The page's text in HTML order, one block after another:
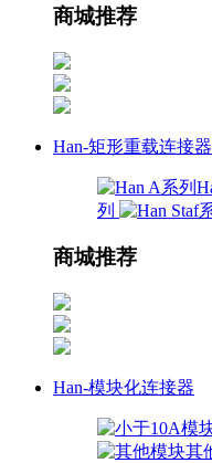
商城推荐
Han-矩形重载连接器
列
商城推荐
Han-模块化连接器
其